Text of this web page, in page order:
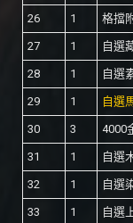
26 1 格擋
27 1 自選
28 1 自選
29 1 自選
30 3 4000
31 1 自選
32 1 自選
33 1 自選